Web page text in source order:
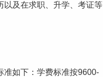
以及在求职 、升学、考证等
准如下：学费标准按9600-